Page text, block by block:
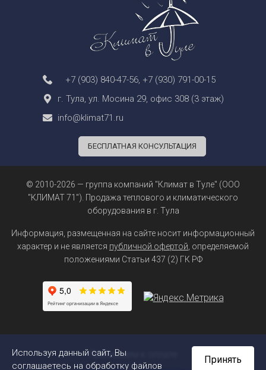
+7 (903) 840-47-56 +7 (930) 791-00-15
г. Тула, ул. Мосина 29, офис 308 (3 этаж)
info@klimat71.ru
БЕСПЛАТНАЯ КОНСУЛЬТАЦИЯ
© 2010-2026 — группа компаний "Климат в Туле" (ООО
"КЛИМАТ 71"). Продажа теплового и климатического
оборудования в г. Тула
Информация, размещенная на сайте носит информационный
характер и не является публичной офертой , определяемой
положениями Статьи 437 (2) ГК РФ
Принимаем к оплате
Используя данный сайт, Вы
соглашаетесь на обработку файлов
Принять